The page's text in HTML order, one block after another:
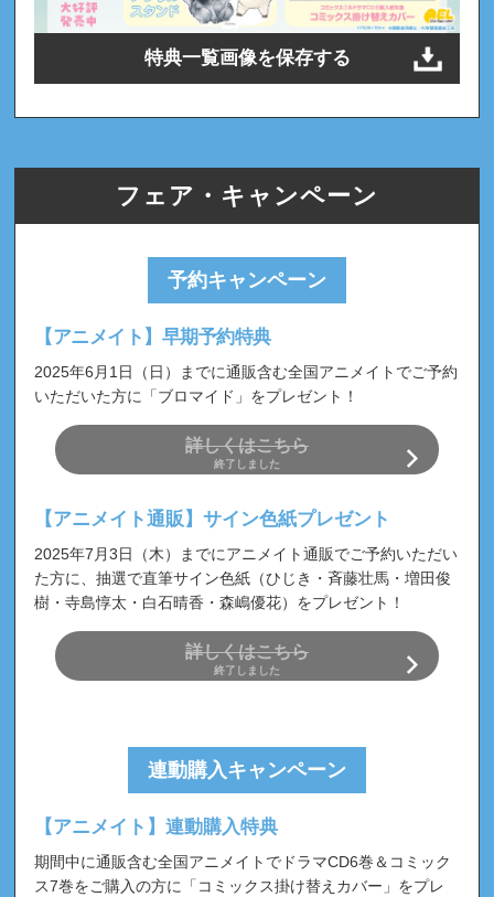
特典一覧画像を保存する
フェア・キャンペーン
予約キャンペーン
【アニメイト】早期予約特典
2025年6月1日（日）までに通販含む全国アニメイトでご予約
いただいた方に「ブロマイド」をプレゼント！
詳しくはこちら
終了しました
【アニメイト通販】サイン色紙プレゼント
2025年7月3日（木）までにアニメイト通販でご予約いただい
た方に、抽選で直筆サイン色紙（ひじき・斉藤壮馬・増田俊
樹・寺島惇太・白石晴香・森嶋優花）をプレゼント！
詳しくはこちら
終了しました
連動購入キャンペーン
【アニメイト】連動購入特典
期間中に通販含む全国アニメイトでドラマCD6巻＆コミック
ス7巻をご購入の方に「コミックス掛け替えカバー」をプレ